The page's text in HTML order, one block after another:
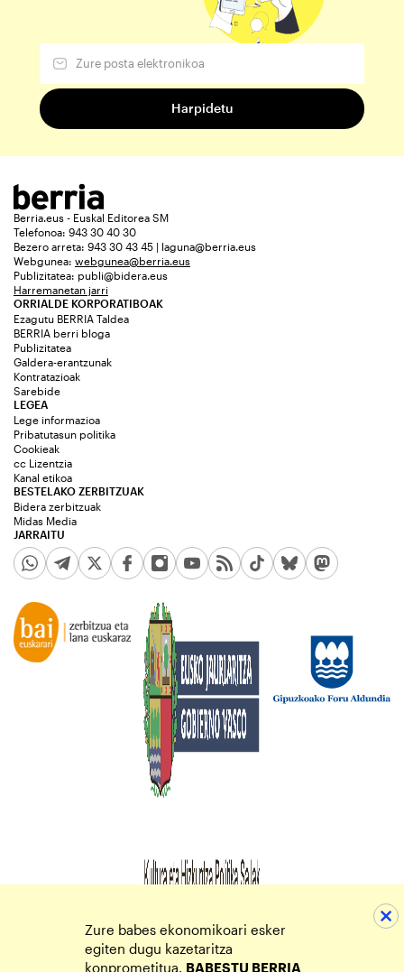
Berria.eus - Euskal Editorea SM
Telefonoa: 943 30 40 30
Bezero arreta: 943 30 43 45 | laguna@berria.eus
Webgunea: webgunea@berria.eus
Publizitatea: publi@bidera.eus
Harremanetan jarri
ORRIALDE KORPORATIBOAK
Ezagutu BERRIA Taldea
BERRIA berri bloga
Publizitatea
Galdera-erantzunak
Kontratazioak
Sarebide
JARRAITU
LEGEA
Lege informazioa
Pribatutasun politika
Cookieak
cc Lizentzia
Kanal etikoa
BESTELAKO ZERBITZUAK
Bidera zerbitzuak
Midas Media
Zure babes ekonomikoari esker
egiten dugu kazetaritza
konprometitua. BABESTU BERRIA